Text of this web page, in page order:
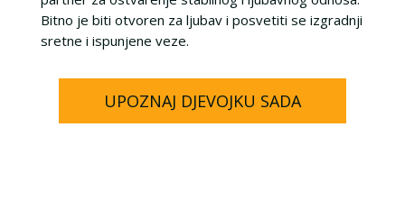
Bitno je biti otvoren za ljubav i posvetiti se izgradnji
sretne i ispunjene veze.
UPOZNAJ DJEVOJKU SADA